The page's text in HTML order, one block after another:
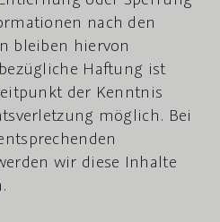
nach den
bleiben hiervon
Haftung ist
der Kenntnis
möglich. Bei
wir diese Inhalte